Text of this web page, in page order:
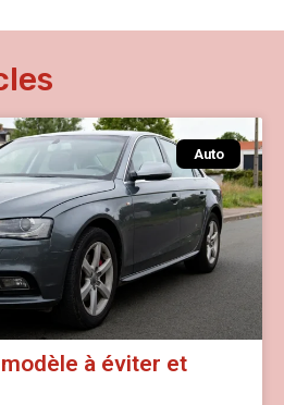
Auto
à éviter et